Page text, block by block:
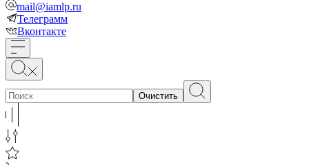
mail@iamlp.ru
Телеграмм
Вконтакте
Очистить